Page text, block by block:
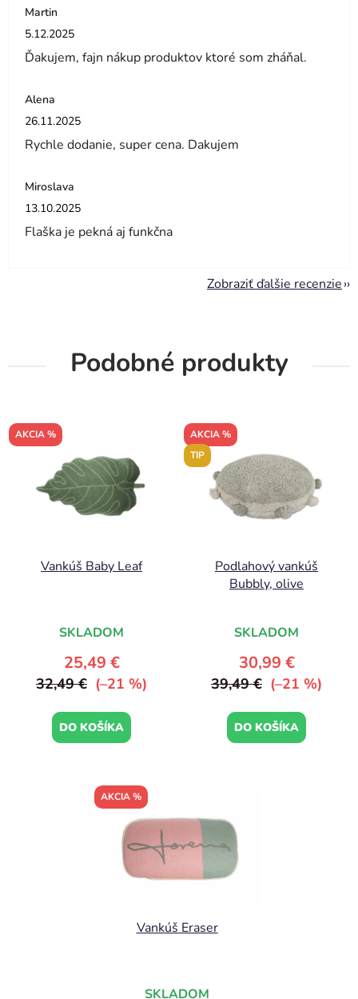
Martin
Hodnotenie obchodu je 5 z 5 hviezdičiek.
5.12.2025
Ďakujem, fajn nákup produktov ktoré som zháňal.
Alena
Hodnotenie obchodu je 5 z 5 hviezdičiek.
26.11.2025
Rychle dodanie, super cena. Dakujem
Miroslava
Hodnotenie obchodu je 5 z 5 hviezdičiek.
13.10.2025
Flaška je pekná aj funkčna
Zobraziť ďalšie recenzie
Podobné produkty
AKCIA %
Vankúš Baby Leaf
SKLADOM
25,49 €
32,49 € (–21 %)
DO KOŠÍKA
AKCIA %
TIP
Podlahový vankúš
Bubbly, olive
SKLADOM
30,99 €
39,49 € (–21 %)
DO KOŠÍKA
AKCIA %
Vankúš Eraser
SKLADOM